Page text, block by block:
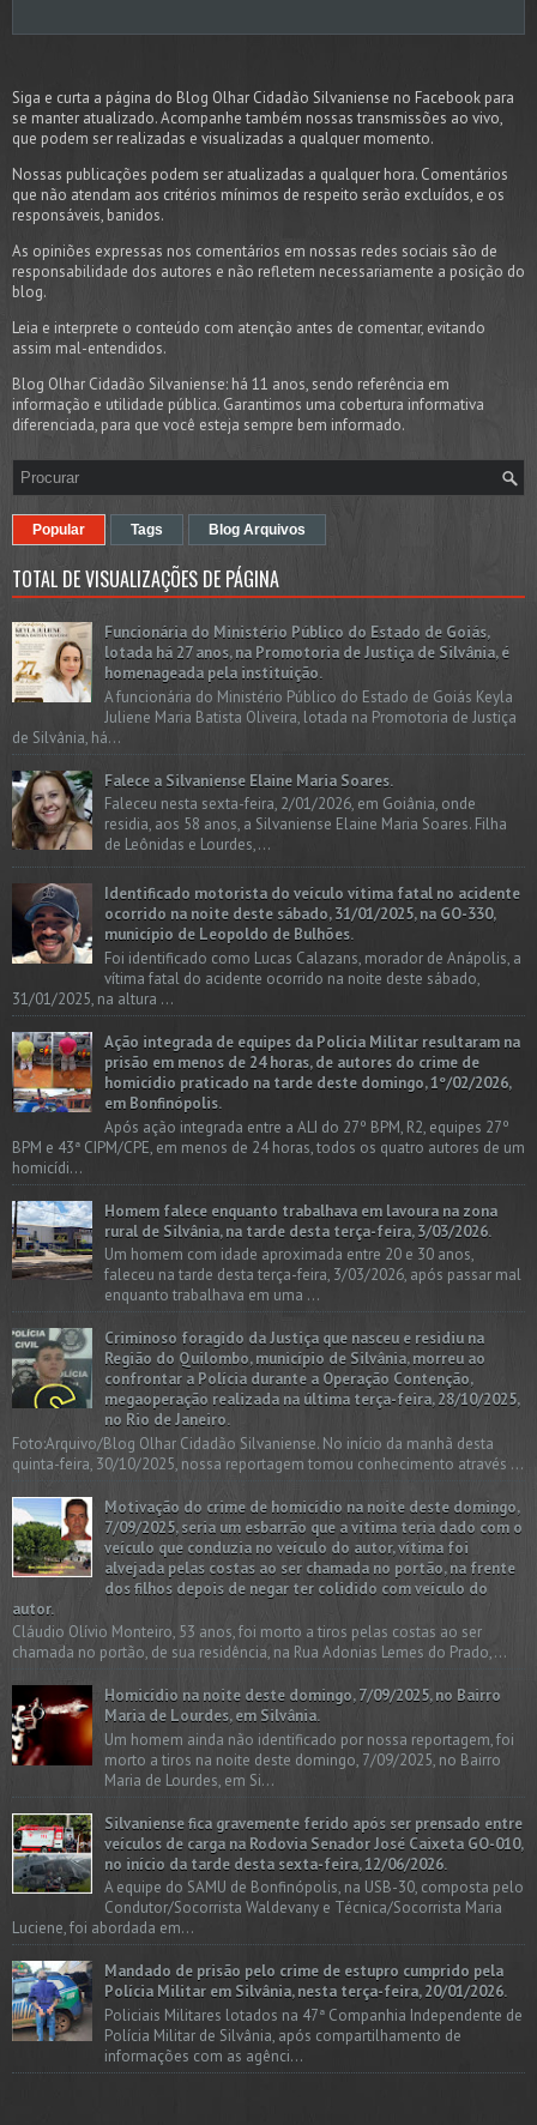
Siga e curta a página do Blog Olhar Cidadão Silvaniense no Facebook para
se manter atualizado. Acompanhe também nossas transmissões ao vivo,
que podem ser realizadas e visualizadas a qualquer momento.
Nossas publicações podem ser atualizadas a qualquer hora. Comentários
que não atendam aos critérios mínimos de respeito serão excluídos, e os
responsáveis, banidos.
As opiniões expressas nos comentários em nossas redes sociais são de
responsabilidade dos autores e não refletem necessariamente a posição do
blog.
Leia e interprete o conteúdo com atenção antes de comentar, evitando
assim mal-entendidos.
Blog Olhar Cidadão Silvaniense: há 11 anos, sendo referência em
informação e utilidade pública. Garantimos uma cobertura informativa
diferenciada, para que você esteja sempre bem informado.
Popular Tags Blog Arquivos
TOTAL DE VISUALIZAÇÕES DE PÁGINA
Funcionária do Ministério Público do Estado de Goiás,
lotada há 27 anos, na Promotoria de Justiça de Silvânia, é
homenageada pela instituição.
A funcionária do Ministério Público do Estado de Goiás Keyla
Juliene Maria Batista Oliveira, lotada na Promotoria de Justiça
de Silvânia, há...
Falece a Silvaniense Elaine Maria Soares.
Faleceu nesta sexta-feira, 2/01/2026, em Goiânia, onde
residia, aos 58 anos, a Silvaniense Elaine Maria Soares. Filha
de Leônidas e Lourdes,...
Identificado motorista do veículo vítima fatal no acidente
ocorrido na noite deste sábado, 31/01/2025, na GO-330,
município de Leopoldo de Bulhões.
Foi identificado como Lucas Calazans, morador de Anápolis, a
vítima fatal do acidente ocorrido na noite deste sábado,
31/01/2025, na altura ...
Ação integrada de equipes da Policia Militar resultaram na
prisão em menos de 24 horas, de autores do crime de
homicídio praticado na tarde deste domingo, 1º/02/2026,
em Bonfinópolis.
Após ação integrada entre a ALI do 27º BPM, R2, equipes 27º
BPM e 43ª CIPM/CPE, em menos de 24 horas, todos os quatro autores de um
homicídi...
Homem falece enquanto trabalhava em lavoura na zona
rural de Silvânia, na tarde desta terça-feira, 3/03/2026.
Um homem com idade aproximada entre 20 e 30 anos,
faleceu na tarde desta terça-feira, 3/03/2026, após passar mal
enquanto trabalhava em uma ...
Criminoso foragido da Justiça que nasceu e residiu na
Região do Quilombo, município de Silvânia, morreu ao
confrontar a Polícia durante a Operação Contenção,
megaoperação realizada na última terça-feira, 28/10/2025,
no Rio de Janeiro.
Foto:Arquivo/Blog Olhar Cidadão Silvaniense. No início da manhã desta
quinta-feira, 30/10/2025, nossa reportagem tomou conhecimento através ...
Motivação do crime de homicídio na noite deste domingo,
7/09/2025, seria um esbarrão que a vitima teria dado com o
veículo que conduzia no veículo do autor, vítima foi
alvejada pelas costas ao ser chamada no portão, na frente
dos filhos depois de negar ter colidido com veículo do
autor.
Cláudio Olívio Monteiro, 53 anos, foi morto a tiros pelas costas ao ser
chamada no portão, de sua residência, na Rua Adonias Lemes do Prado,...
Homicídio na noite deste domingo, 7/09/2025, no Bairro
Maria de Lourdes, em Silvânia.
Um homem ainda não identificado por nossa reportagem, foi
morto a tiros na noite deste domingo, 7/09/2025, no Bairro
Maria de Lourdes, em Si...
Silvaniense fica gravemente ferido após ser prensado entre
veículos de carga na Rodovia Senador José Caixeta GO-010,
no início da tarde desta sexta-feira, 12/06/2026.
A equipe do SAMU de Bonfinópolis, na USB-30, composta pelo
Condutor/Socorrista Waldevany e Técnica/Socorrista Maria
Luciene, foi abordada em...
Mandado de prisão pelo crime de estupro cumprido pela
Polícia Militar em Silvânia, nesta terça-feira, 20/01/2026.
Policiais Militares lotados na 47ª Companhia Independente de
Polícia Militar de Silvânia, após compartilhamento de
informações com as agênci...